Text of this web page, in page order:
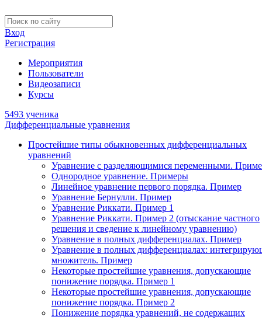
Вход
Регистрация
Мероприятия
Пользователи
Видеозаписи
Курсы
5493 ученика
Дифференциальные уравнения
Простейшие типы обыкновенных дифференциальных
уравнений
Уравнение с разделяющимися переменными.
Однородное уравнение. Примеры
Линейное уравнение первого порядка. Пример
Уравнение Бернулли. Пример
Уравнение Риккати. Пример 1
Уравнение Риккати. Пример 2 (отыскание частного
решения и сведение к линейному уравнению)
Уравнение в полных дифференциалах. Пример
Уравнение в полных дифференциалах:
множитель. Пример
Некоторые простейшие уравнения, допускающие
понижение порядка. Пример 1
Некоторые простейшие уравнения, допускающие
понижение порядка. Пример 2
Понижение порядка уравнений, не содержащих